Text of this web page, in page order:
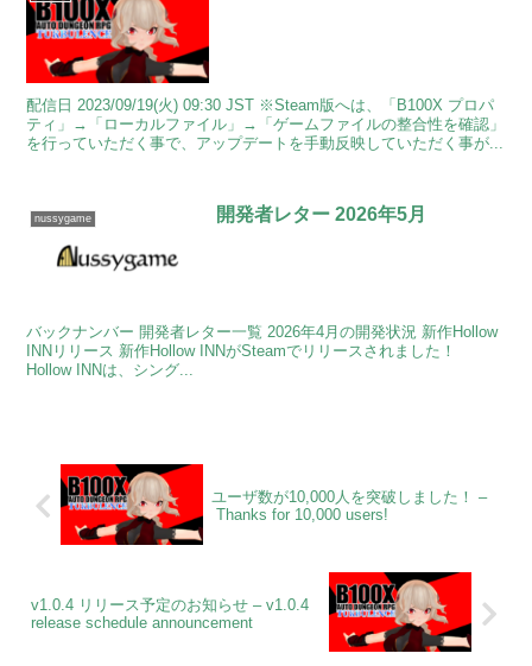
配信日 2023/09/19(火) 09:30 JST ※Steam版へは、「B100X プロパ
ティ」→「ローカルファイル」→「ゲームファイルの整合性を確認」
を行っていただく事で、アップデートを手動反映していただく事が...
nussygame 開発者レター 2026年5月
バックナンバー 開発者レター一覧 2026年4月の開発状況 新作Hollow
INNリリース 新作Hollow INNがSteamでリリースされました！
Hollow INNは、シング...
ユーザ数が10,000人を突破しました！ –
Thanks for 10,000 users!
v1.0.4 リリース予定のお知らせ – v1.0.4
release schedule announcement